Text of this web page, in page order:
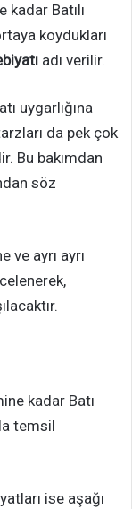
Batılı
koydukları
adı verilir.
uygarlığına
da pek çok
Bu bakımdan
söz
ve ayrı ayrı
kadar Batı
temsil
ise aşağı